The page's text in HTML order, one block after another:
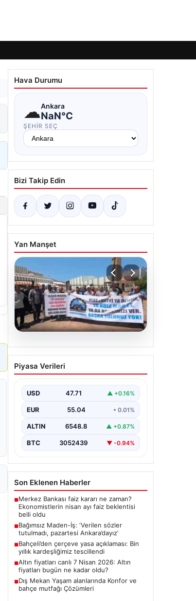
Hava Durumu
☁Ankara
NaN°C
ŞEHIR SEÇ
Bizi Takip Edin
Yan Manşet
06.08.2026
Bağımsız Maden-İş:
‘Verilen sözler tutulmadı,
Piyasa Verileri
USD 47.71 ▲ +0.16%
EUR 55.04 • 0.01%
ALTIN 6548.8 ▲ +0.87%
BTC 3052439 ▼ -0.94%
Son Eklenen Haberler
■Merkez Bankası faiz kararı ne zaman?
Ekonomistlerin nisan ayı faiz beklentisi
belli oldu
■Bağımsız Maden-İş: ‘Verilen sözler
tutulmadı, pazartesi Ankara’dayız’
■Bahçeli’den çerçeve yasa açıklaması: Bin
yıllık kardeşliğimiz tescillendi
■Altın fiyatları canlı 7 Nisan 2026: Altın
fiyatları bugün ne kadar oldu?
■Dış Mekan Yaşam alanlarında Konfor ve
bahçe mutfağı Çözümleri